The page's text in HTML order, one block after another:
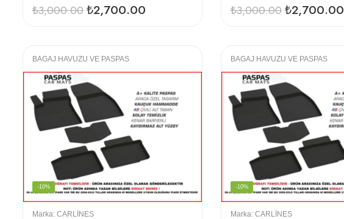
₺3,000.00₺2,700.00 ₺3,000.00₺2,700.00
BAGAJ HAVUZU VE PASPAS
Marka: CARLINES
-10%
BAGAJ HAVUZU VE PASPAS
Marka: CARLINES
-10%